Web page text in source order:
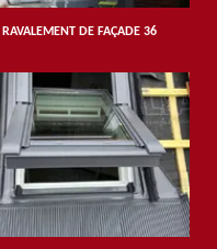
RAVALEMENT DE FAÇADE 36